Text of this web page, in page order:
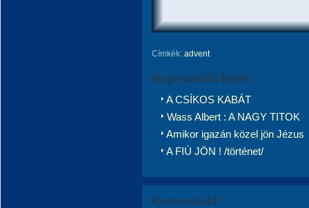
Címkék: advent
Kapcsolódó hírek:
A CSÍKOS KABÁT
Wass Albert : A NAGY TITOK
Amikor igazán közel jön Jézus
A FIÚ JÖN ! /történet/
Kommentáld!